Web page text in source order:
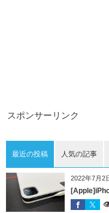
スポンサーリンク
最近の投稿 人気の記事
2022年7月2